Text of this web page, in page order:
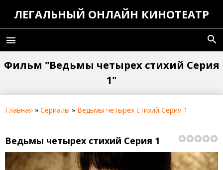
ЛЕГАЛЬНЫЙ ОНЛАЙН КИНОТЕАТР
menu search
Фильм "Ведьмы четырех стихий Серия
1"
Главная » Сериалы » Ведьмы четырех стихий Серия 1
Ведьмы четырех стихий Серия 1